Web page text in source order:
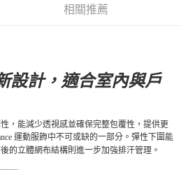
以上)免運費
以上)免運費
相關推薦
設計，適合室內與戶
，能減少透視感並確保完整包覆性，提供更
運動服飾中不可或缺的一部分。彈性下圍能
的立體網布結構則進一步加強排汗管理。